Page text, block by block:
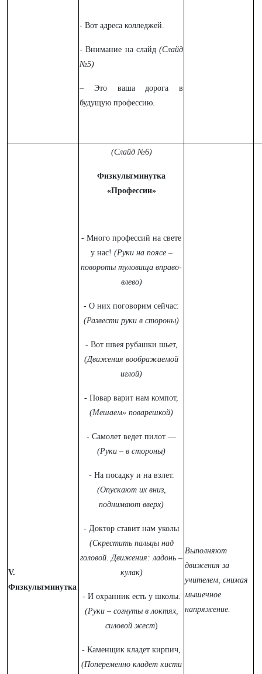
- Вот адреса колледжей.
- Внимание на слайд (Слайд
№5)
– Это ваша дорога в
будущую профессию.
V.
Физкультминутка
(Слайд №6)
Физкультминутка
«Профессии»
- Много профессий на свете
у нас! (Руки на поясе –
повороты туловища вправо-
влево)
- О них поговорим сейчас:
(Развести руки в стороны)
- Вот швея рубашки шьет,
(Движения воображаемой
иглой)
- Повар варит нам компот,
(Мешаем» поварешкой)
- Самолет ведет пилот —
(Руки – в стороны)
- На посадку и на взлет.
(Опускают их вниз,
поднимают вверх)
- Доктор ставит нам уколы
(Скрестить пальцы над
головой. Движения: ладонь –
кулак)
- И охранник есть у школы.
(Руки – согнуты в локтях,
силовой жест)
- Каменщик кладет кирпич,
(Попеременно кладет кисти
Выполняют
движения за
учителем, снимая
мышечное
напряжение.